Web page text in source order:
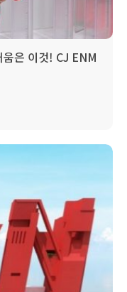
은 이것! CJ ENM